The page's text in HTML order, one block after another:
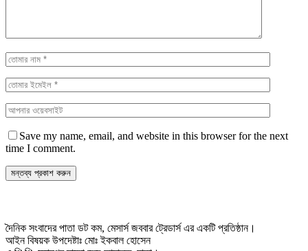
Save my name, email, and website in this browser for the next
time I comment.
দৈনিক সংবাদের পাতা ডট কম, মেসার্স জববার ট্রেডার্স এর একটি প্রতিষ্ঠান।
আইন বিষয়ক উপদেষ্টাঃ মোঃ ইকবাল হোসেন